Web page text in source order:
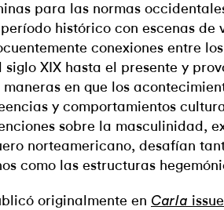
para las normas
histórico con escenas de
conexiones entre
XIX hasta el presente y
en que los
y comportamientos
sobre la masculinidad,
norteamericano, desafían
como las estructuras
originalmente en Carla